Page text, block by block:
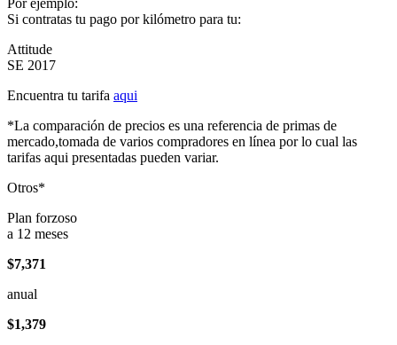
Si contratas tu pago por kilómetro para tu:
Attitude
SE 2017
Encuentra tu tarifa aqui
*La comparación de precios es una referencia de primas de
mercado,tomada de varios compradores en línea por lo cual las
tarifas aqui presentadas pueden variar.
Otros*
Plan forzoso
a 12 meses
$7,371
anual
$1,379